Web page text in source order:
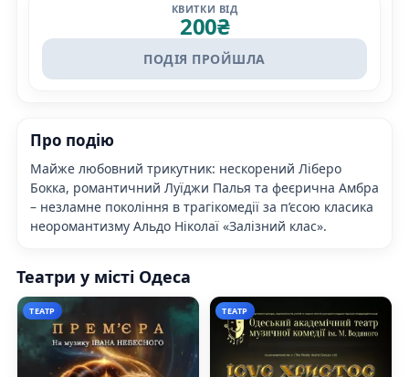
КВИТКИ ВІД
200₴
ПОДІЯ ПРОЙШЛА
Про подію
Майже любовний трикутник: нескорений Ліберо
Бокка, романтичний Луїджи Палья та феєрична Амбра
– незламне покоління в трагікомедії за п’єсою класика
неоромантизму Альдо Ніколаї «Залізний клас».
Театри у місті Одеса
ТЕАТР ТЕАТР